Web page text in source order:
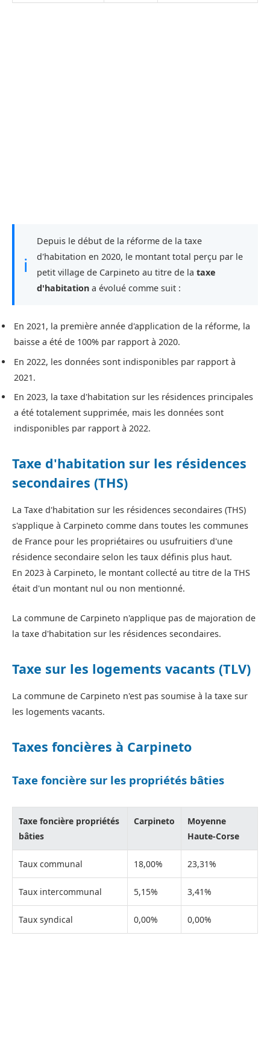
ℹ
Depuis le début de la réforme de la taxe
d'habitation en 2020, le montant total perçu par le
petit village de Carpineto au titre de la taxe
d'habitation a évolué comme suit :
En 2021, la première année d'application de la réforme, la
baisse a été de 100% par rapport à 2020.
En 2022, les données sont indisponibles par rapport à
2021.
En 2023, la taxe d'habitation sur les résidences principales
a été totalement supprimée, mais les données sont
indisponibles par rapport à 2022.
Taxe d'habitation sur les résidences
secondaires (THS)
La Taxe d'habitation sur les résidences secondaires (THS)
s'applique à Carpineto comme dans toutes les communes
de France pour les propriétaires ou usufruitiers d'une
résidence secondaire selon les taux définis plus haut.
En 2023 à Carpineto, le montant collecté au titre de la THS
était d'un montant nul ou non mentionné.
La commune de Carpineto n'applique pas de majoration de
la taxe d'habitation sur les résidences secondaires.
Taxe sur les logements vacants (TLV)
La commune de Carpineto n'est pas soumise à la taxe sur
les logements vacants.
Taxes foncières à Carpineto
Taxe foncière sur les propriétés bâties
Taxe foncière propriétés
bâties
Carpineto
Moyenne
Haute-Corse
Taux communal 18,00% 23,31%
Taux intercommunal 5,15% 3,41%
Taux syndical 0,00% 0,00%